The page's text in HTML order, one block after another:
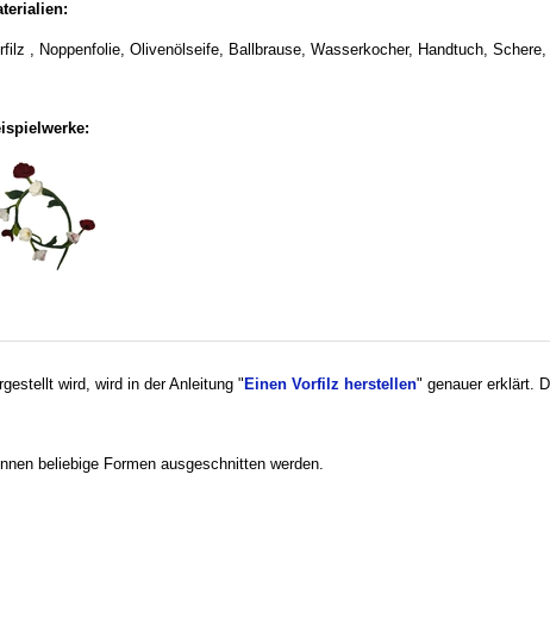
, Noppenfolie, Olivenölseife, Ballbrause, Wasserkocher, Handtuch,
wird, wird in der Anleitung " Einen Vorfilz herstellen" genauer erklärt.
beliebige Formen ausgeschnitten werden.